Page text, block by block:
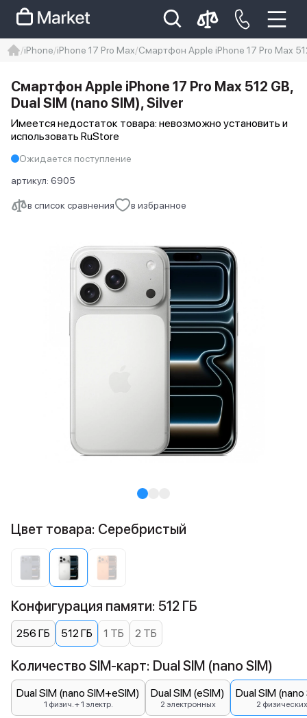
Iphone 14 pro max
айфон 14
iPhone iPhone 17 Pro Max Смартфон Apple iPhone 17 Pro Max
в список сравнения в избранное
Смартфон Apple iPhone 17 Pro Max 512 GB,
Dual SIM (nano SIM), Silver
Имеется недостаток товара: невозможно установить и
использовать RuStore
Ожидается поступление
артикул: 6905
Цвет товара: Серебристый
Конфигурация памяти: 512 ГБ
256 ГБ 512 ГБ 1 ТБ 2 ТБ
Количество SIM-карт: Dual SIM (nano SIM)
Dual SIM (nano SIM+eSIM)
1 физич. + 1 электр.
Dual SIM (eSIM)
2 электронных
Dual SIM
2 физических